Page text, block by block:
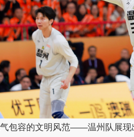
包容的文明风范——温州队展现